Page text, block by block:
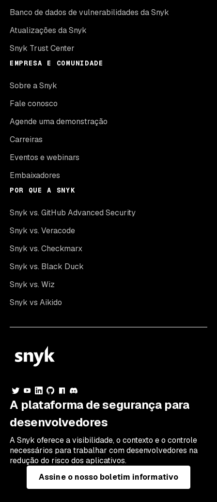
Banco de dados de vulnerabilidades da Snyk
Atualizações da Snyk
Snyk Trust Center
EMPRESA E COMUNIDADE
Sobre a Snyk
Fale conosco
Agende uma demonstração
Carreiras
Eventos e webinars
Embaixadores
POR QUE A SNYK
Snyk vs. GitHub Advanced Security
Snyk vs. Veracode
Snyk vs. Checkmarx
Snyk vs. Black Duck
Snyk vs. Wiz
Snyk vs Aikido
A plataforma de segurança para
desenvolvedores
A Snyk oferece a visibilidade, o contexto e o controle
necessários para trabalhar com desenvolvedores na
redução do risco dos aplicativos.
Assine o nosso boletim informativo